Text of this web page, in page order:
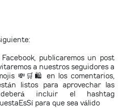
publicaremos un post
a nuestros seguidores a
💸🛒🛍️ en los comentarios,
listos para aprovechar las
incluir el hashtag
para que sea válido